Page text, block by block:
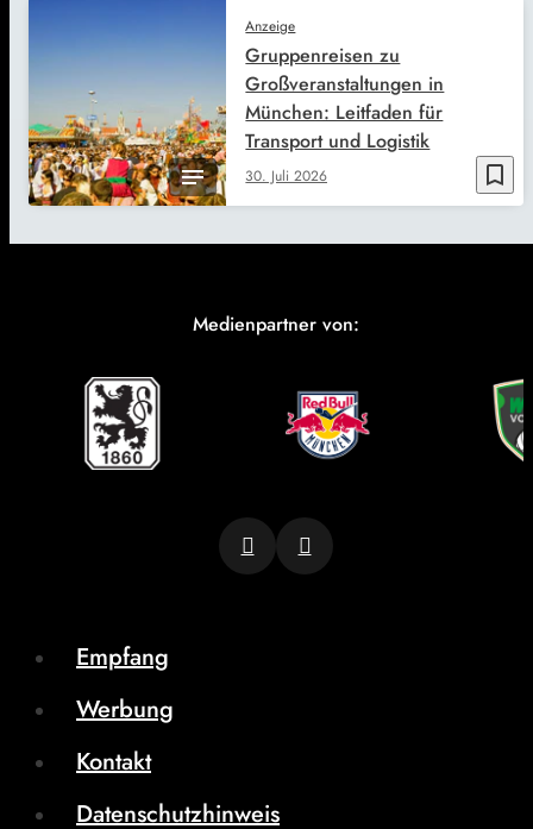
bookmark_border
Anzeige
30. Juli 2026
Gruppenreisen zu
Großveranstaltungen in
München: Leitfaden für
Transport und Logistik
Medienpartner von:
Empfang
Werbung
Kontakt
Datenschutzhinweis